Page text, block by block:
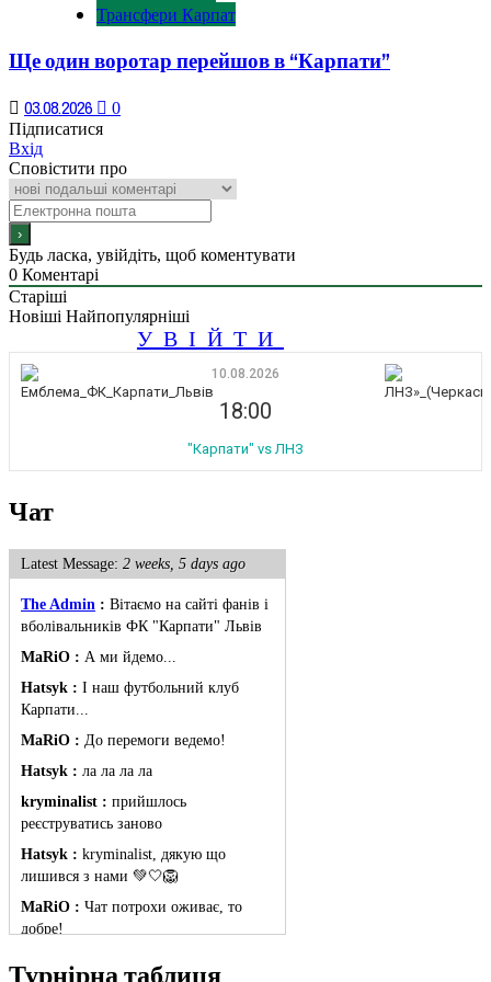
Трансфери Карпат
Ще один воротар перейшов в “Карпати”
03.08.2026
0
Підписатися
Вхід
Сповістити про
Будь ласка, увійдіть, щоб коментувати
0 Коментарі
Старіші
Новіші Найпопулярніші
УВІЙТИ
10.08.2026
18:00
"Карпати" vs ЛНЗ
Чат
Latest Message: 2 weeks, 5 days ago
The Admin : Вітаємо на сайті фанів і
вболівальників ФК "Карпати" Львів
MaRiO : А ми йдемо...
Hatsyk : І наш футбольний клуб
Карпати...
MaRiO : До перемоги ведемо!
Hatsyk : ла ла ла ла
kryminalist : прийшлось
реєструватись заново
Hatsyk : kryminalist, дякую що
лишився з нами 💚🤍🦁
MaRiO : Чат потрохи оживає, то
добре!
Турнірна таблиця